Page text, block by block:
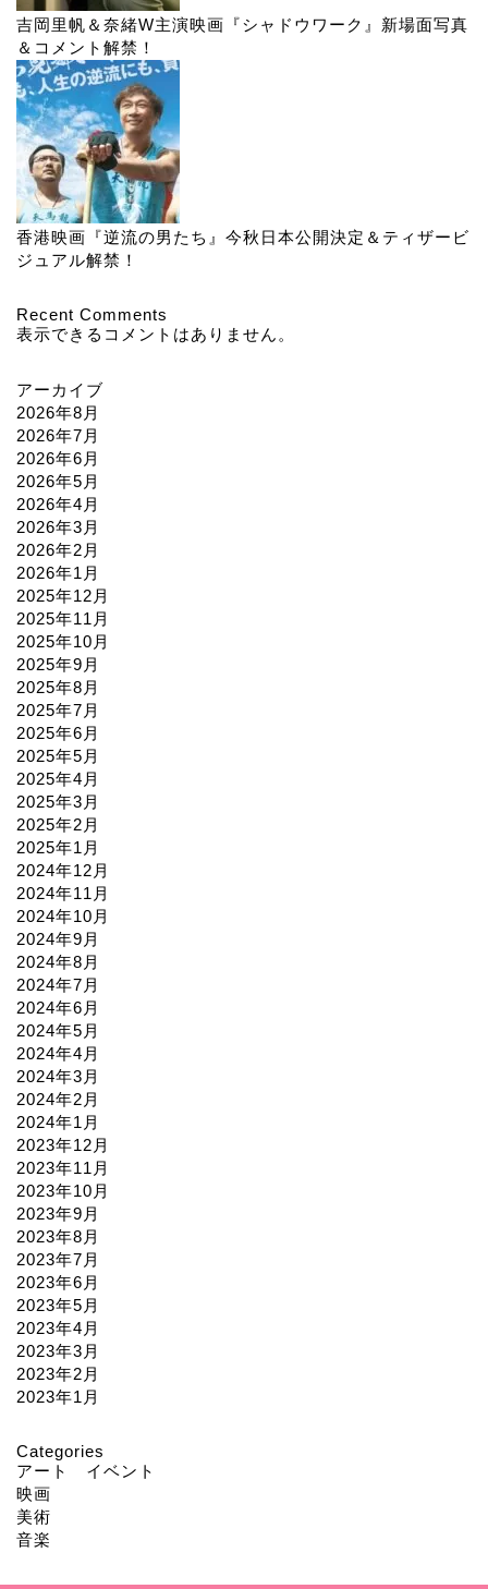
吉岡里帆＆奈緒W主演映画『シャドウワーク』新場面写真
＆コメント解禁！
香港映画『逆流の男たち』今秋日本公開決定＆ティザービ
ジュアル解禁！
Recent Comments
表示できるコメントはありません。
アーカイブ
2026年8月
2026年7月
2026年6月
2026年5月
2026年4月
2026年3月
2026年2月
2026年1月
2025年12月
2025年11月
2025年10月
2025年9月
2025年8月
2025年7月
2025年6月
2025年5月
2025年4月
2025年3月
2025年2月
2025年1月
2024年12月
2024年11月
2024年10月
2024年9月
2024年8月
2024年7月
2024年6月
2024年5月
2024年4月
2024年3月
2024年2月
2024年1月
2023年12月
2023年11月
2023年10月
2023年9月
2023年8月
2023年7月
2023年6月
2023年5月
2023年4月
2023年3月
2023年2月
2023年1月
Categories
アート イベント
映画
美術
音楽